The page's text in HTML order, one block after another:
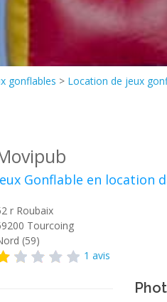
gonflables > Location de jeux
Gonflable en location
r Roubaix
Tourcoing
(59)
1 avis